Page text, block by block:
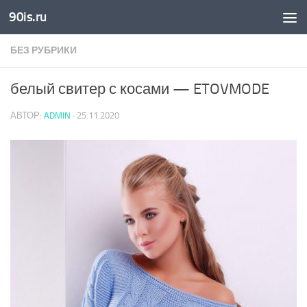
Skip to content
90is.ru
БЕЗ РУБРИКИ
белый свитер с косами — ETOVMODE
АВТОР: ADMIN · 25.11.2020